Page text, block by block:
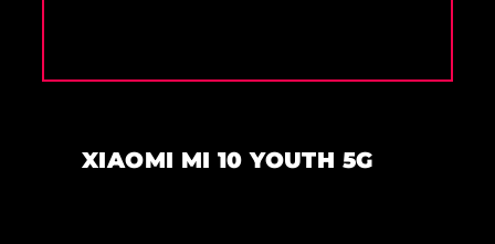
XIAOMI MI 10 YOUTH 5G